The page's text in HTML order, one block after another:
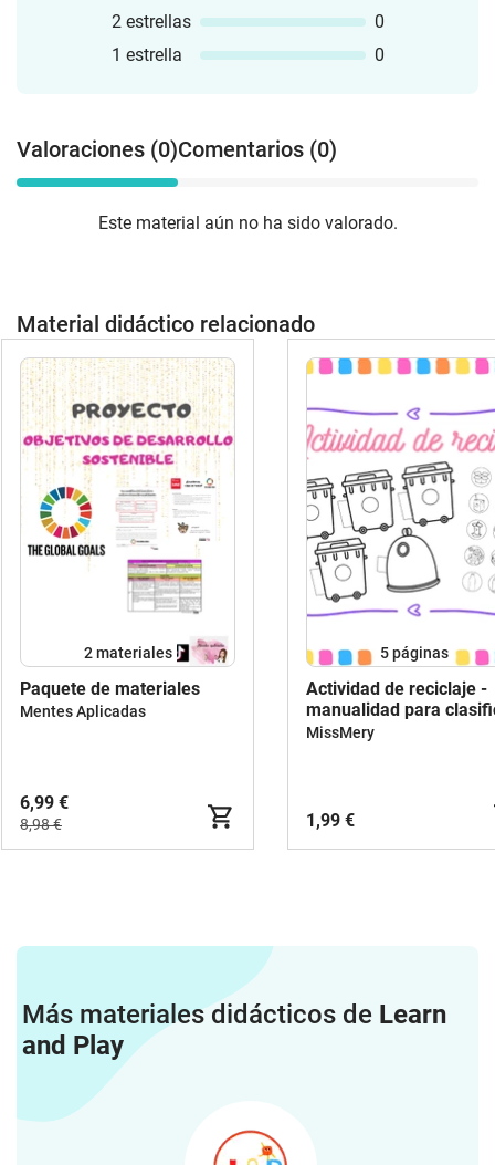
2 estrellas
0
1 estrella
0
Valoraciones (0)Comentarios (0)
Este material aún no ha sido valorado.
Material didáctico relacionado
2 materiales
Paquete de materiales
Mentes Aplicadas
6,99 €
8,98 €
5páginas
Actividad de reciclaje -
manualidad para
elementos
MissMery
1,99 €
Más materiales didácticos de Learn
and Play